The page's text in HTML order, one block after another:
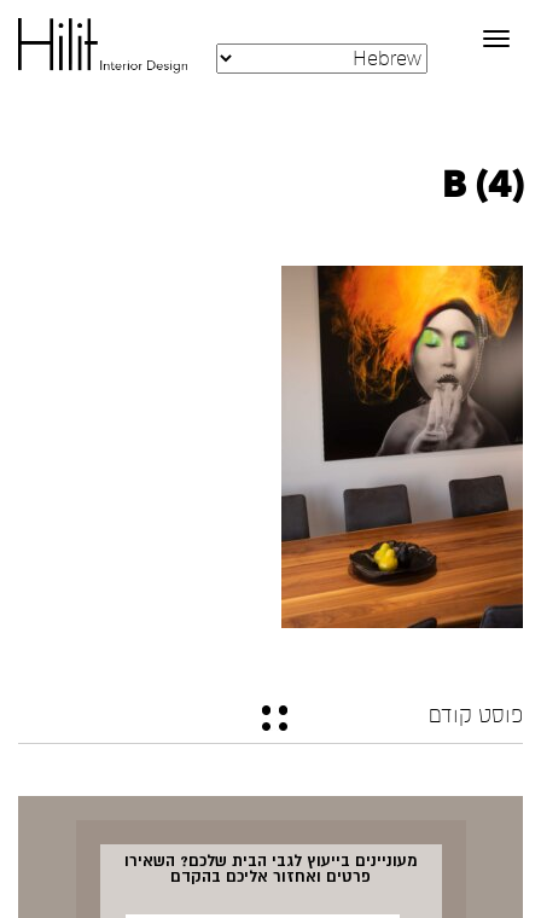
Toggle
navigation
B (4)
פוסט קודם
מעוניינים בייעוץ לגבי הבית שלכם? השאירו
פרטים ואחזור אליכם בהקדם